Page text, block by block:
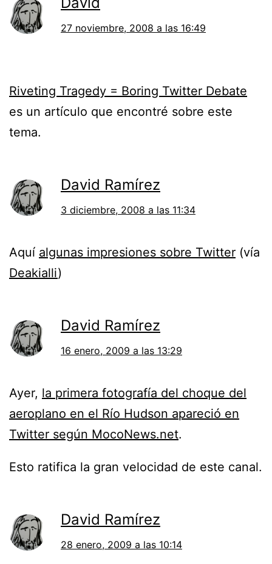
27 noviembre, 2008 a las 16:49
Riveting Tragedy = Boring Twitter Debate
es un artículo que encontré sobre este
tema.
David Ramírez
3 diciembre, 2008 a las 11:34
Aquí algunas impresiones sobre Twitter (vía
Deakialli)
David Ramírez
16 enero, 2009 a las 13:29
Ayer, la primera fotografía del choque del
aeroplano en el Río Hudson apareció en
Twitter según MocoNews.net.
Esto ratifica la gran velocidad de este canal.
David Ramírez
28 enero, 2009 a las 10:14